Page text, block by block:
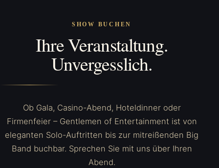
SHOW BUCHEN
Ihre Veranstaltung.
Unvergesslich.
Ob Gala, Casino-Abend, Hoteldinner oder
Firmenfeier – Gentlemen of Entertainment ist von
eleganten Solo-Auftritten bis zur mitreißenden Big
Band buchbar. Sprechen Sie mit uns über Ihren
Abend.